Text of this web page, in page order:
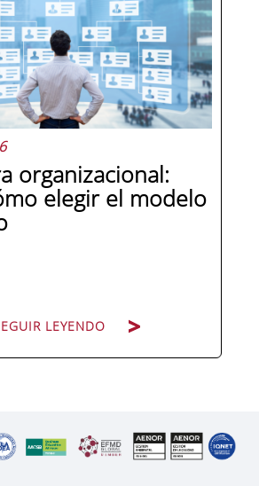
Desde que la
Código Penal extendió la
penal a las personas
empresas de cualquier...
organizacional:
elegir el modelo
LEYENDO
dirección estratégica, una
preguntas que surgen